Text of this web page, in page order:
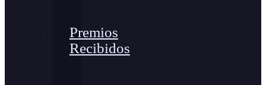
Premios
Recibidos